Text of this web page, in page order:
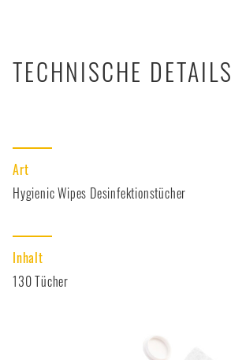
TECHNISCHE DETAILS
Art
Hygienic Wipes Desinfektionstücher
Inhalt
130 Tücher